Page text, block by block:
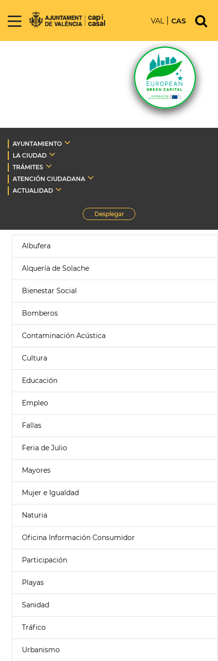
VAL CAS
AYUNTAMIENTO
LA CIUDAD
TRÁMITES
ATENCIÓN CIUDADANA
ACTUALIDAD
Desplegar
Albufera
Alquería de Solache
Bienestar Social
Bomberos
Contaminación Acústica
Cultura
Educación
Empleo
Fallas
Feria de Julio
Mayores
Mujer e Igualdad
Naturia
Oficina Información Consumidor
Participación
Playas
Sanidad
Tráfico
Urbanismo